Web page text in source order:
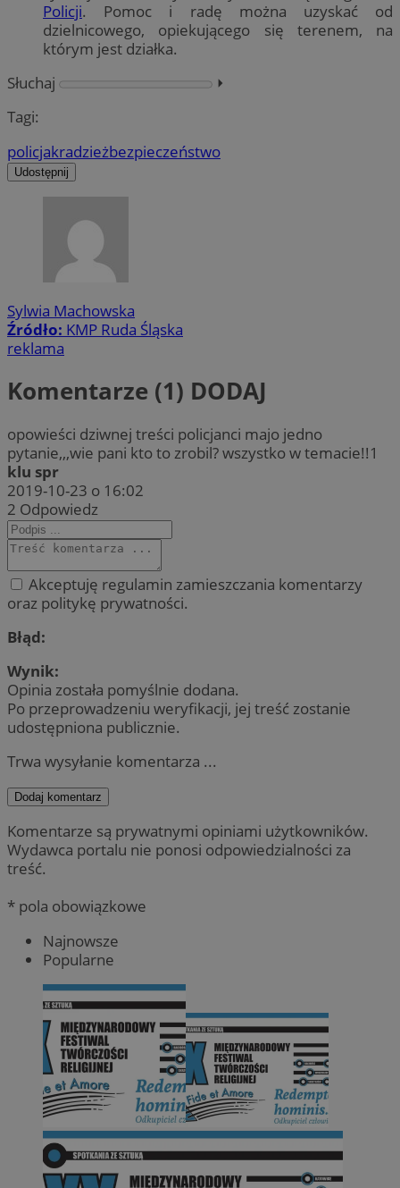
Policji. Pomoc i radę można uzyskać od
dzielnicowego, opiekującego się terenem, na
którym jest działka.
Słuchaj
⏵︎
Tagi:
policjakradzieżbezpieczeństwo
Udostępnij
Sylwia Machowska
Źródło: KMP Ruda Śląska
reklama
Komentarze (1) DODAJ
opowieści dziwnej treści policjanci majo jedno
pytanie,,,wie pani kto to zrobil? wszystko w temacie!!1
klu spr
2019-10-23 o 16:02
2 Odpowiedz
Akceptuję regulamin zamieszczania komentarzy
oraz politykę prywatności.
Błąd:
Wynik:
Opinia została pomyślnie dodana.
Po przeprowadzeniu weryfikacji, jej treść zostanie
udostępniona publicznie.
Trwa wysyłanie komentarza ...
Dodaj komentarz
Komentarze są prywatnymi opiniami użytkowników.
Wydawca portalu nie ponosi odpowiedzialności za
treść.
* pola obowiązkowe
Najnowsze
Popularne